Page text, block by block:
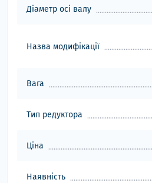
Діаметр осі валу
Назва модифікації
Вага
Тип редуктора
Ціна
Наявність